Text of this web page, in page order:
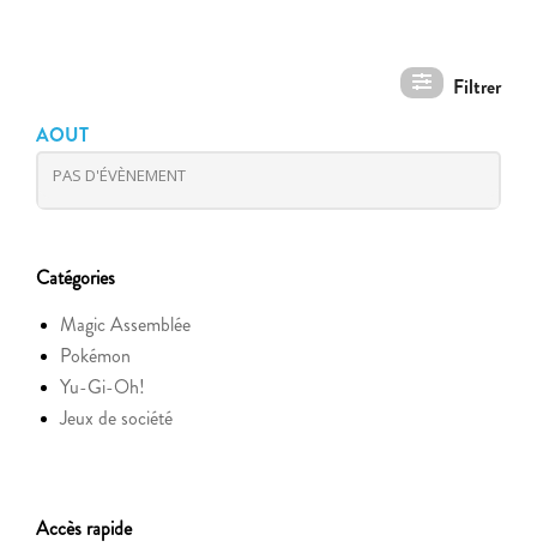
AOUT
PAS D'ÉVÈNEMENT
Catégories
Magic Assemblée
Pokémon
Yu-Gi-Oh!
Jeux de société
Accès rapide